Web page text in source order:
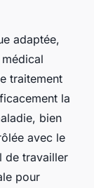
adaptée,
traitement
la
bien
avec le
de travailler
pour